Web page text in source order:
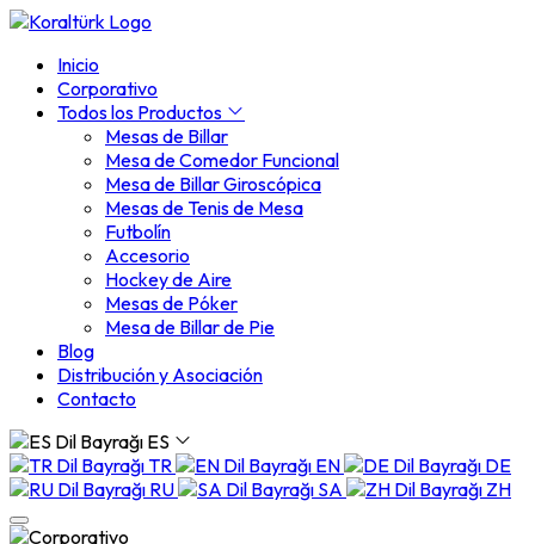
Inicio
Corporativo
Todos los Productos
Mesas de Billar
Mesa de Comedor Funcional
Mesa de Billar Giroscópica
Mesas de Tenis de Mesa
Futbolín
Accesorio
Hockey de Aire
Mesas de Póker
Mesa de Billar de Pie
Blog
Distribución y Asociación
Contacto
ES
TR
EN
DE
RU
SA ZH